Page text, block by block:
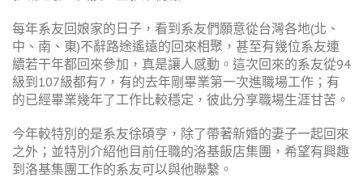
每年系友回娘家的日子，看到系友們願意從台灣各地(北、
中、南、東)不辭路途遙遠的回來相聚，甚至有幾位系友連
續若干年都回來參加，真是讓人感動。這次回來的系友從94
級到107級都有7，有的去年剛畢業第一次進職場工作；有
的已經畢業幾年了工作比較穩定，彼此分享職場生涯甘苦。
今年較特別的是系友徐碩亨，除了帶著新婚的妻子一起回來
之外；並特別介紹他目前任職的洛基飯店集團，希望有興趣
到洛基集團工作的系友可以與他聯繫。